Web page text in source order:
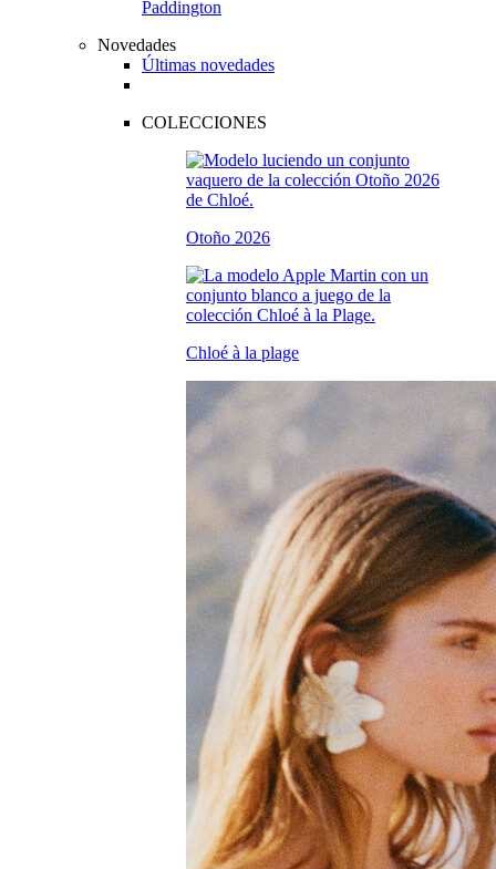
Paddington
Novedades
Últimas novedades
COLECCIONES
Otoño 2026
Chloé à la plage